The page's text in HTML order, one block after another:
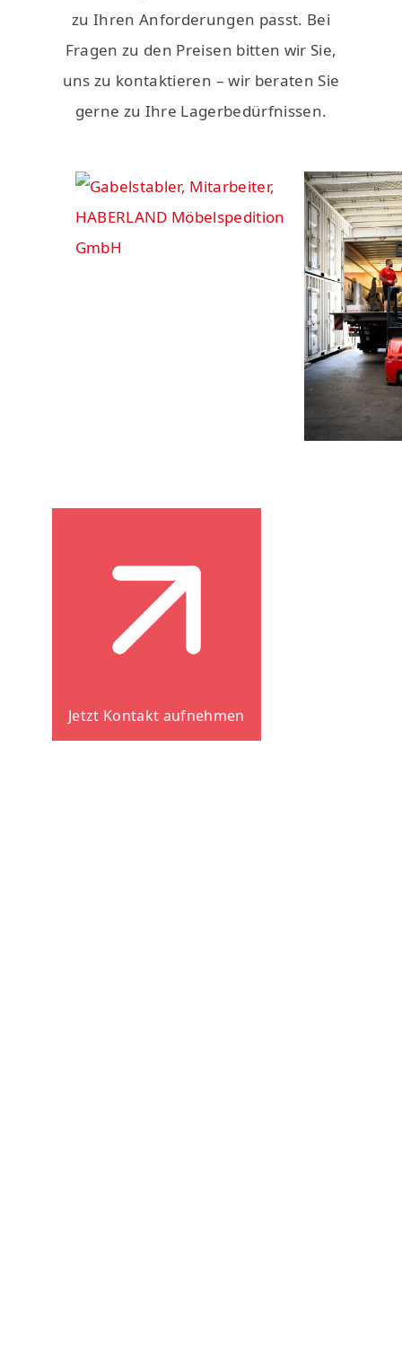
zu Ihren Anforderungen passt. Bei
Fragen zu den Preisen bitten wir Sie,
uns zu kontaktieren – wir beraten Sie
gerne zu Ihre Lagerbedürfnissen.
Jetzt Kontakt aufnehmen